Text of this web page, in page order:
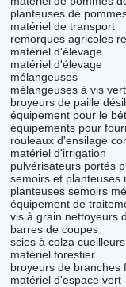
planteuses de
matériel de transport
remorques agricoles
matériel d'élevage
matériel d'élevage
mélangeuses
mélangeuses à vis
broyeurs de paille
équipement pour le
équipements pour
rouleaux d'ensilage
matériel d'irrigation
pulvérisateurs portés
semoirs et planteuses
planteuses semoirs
équipement de
vis à grain nettoyeurs
barres de coupes
scies à colza
matériel forestier
broyeurs de branches
matériel d'espace vert